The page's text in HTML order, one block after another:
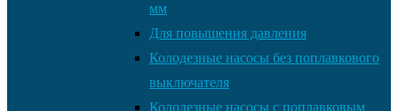
мм
Для повышения давления
Колодезные насосы без поплавкового
выключателя
Колодезные насосы с поплавковым